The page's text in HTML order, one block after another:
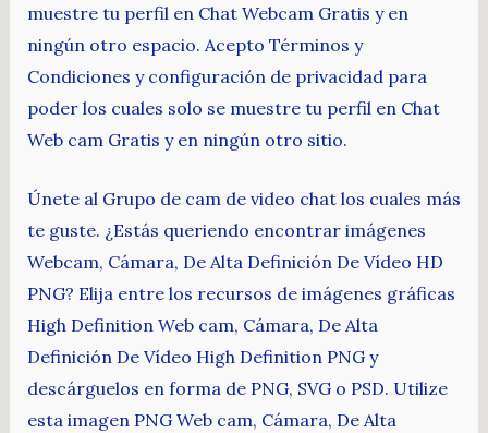
muestre tu perfil en Chat Webcam Gratis y en
ningún otro espacio. Acepto Términos y
Condiciones y configuración de privacidad para
poder los cuales solo se muestre tu perfil en Chat
Web cam Gratis y en ningún otro sitio.
Únete al Grupo de cam de video chat los cuales más
te guste. ¿Estás queriendo encontrar imágenes
Webcam, Cámara, De Alta Definición De Vídeo HD
PNG? Elija entre los recursos de imágenes gráficas
High Definition Web cam, Cámara, De Alta
Definición De Vídeo High Definition PNG y
descárguelos en forma de PNG, SVG o PSD. Utilize
esta imagen PNG Web cam, Cámara, De Alta